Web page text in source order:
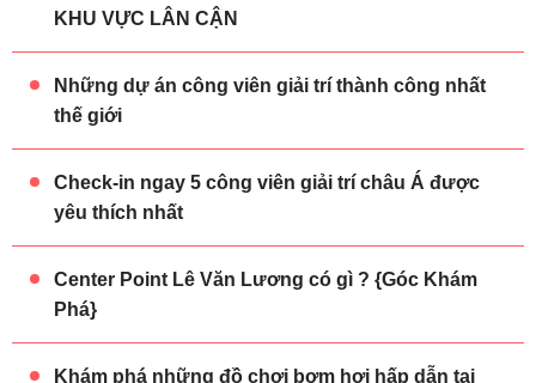
KHU VỰC LÂN CẬN
Những dự án công viên giải trí thành công nhất
thế giới
Check-in ngay 5 công viên giải trí châu Á được
yêu thích nhất
Center Point Lê Văn Lương có gì ? {Góc Khám
Phá}
Khám phá những đồ chơi bơm hơi hấp dẫn tại